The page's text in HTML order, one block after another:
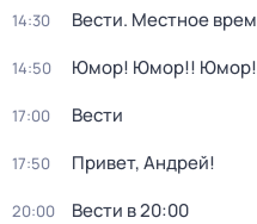
14:30 Вести. Местное
14:50 Юмор! Юмор!!
17:00 Вести
17:50 Привет, Андрей!
20:00 Вести в 20:00